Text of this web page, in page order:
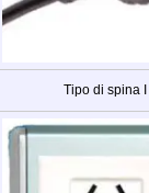
Tipo di spina I